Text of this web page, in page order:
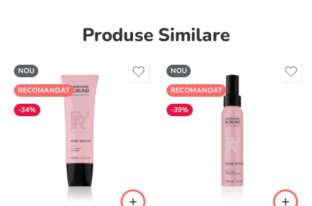
Produse Similare
NOU
RECOMANDAT
-34%
NOU
RECOMANDAT
-39%